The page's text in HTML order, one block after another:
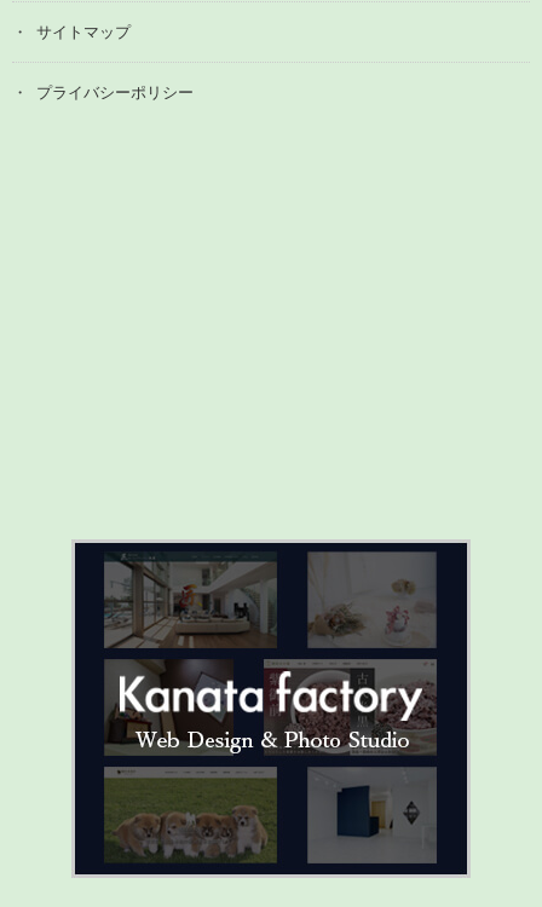
サイトマップ
プライバシーポリシー